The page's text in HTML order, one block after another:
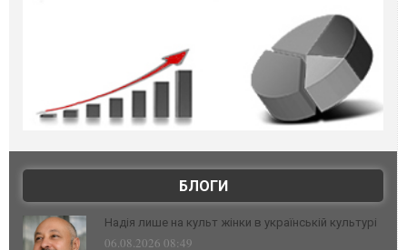
БЛОГИ
Надія лише на культ жінки в українській культурі
06.08.2026 08:49